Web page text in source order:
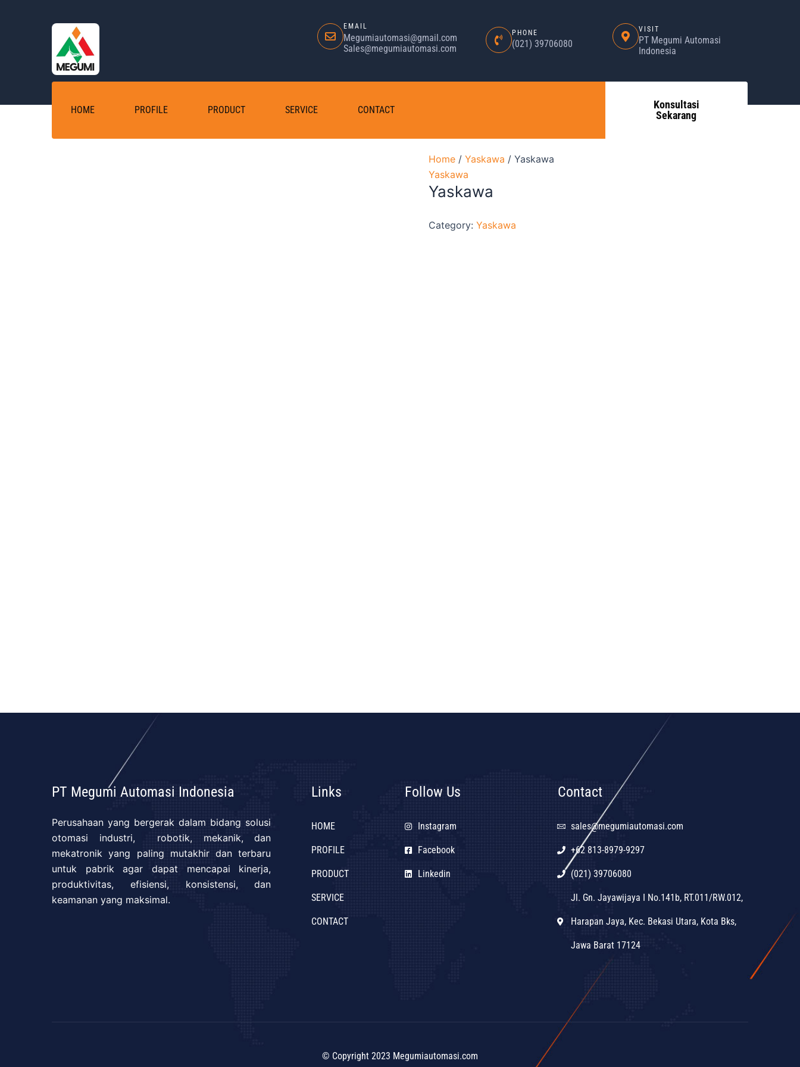
EMAIL
Megumiautomasi@gmail.com
Sales@megumiautomasi.com
PHONE
(021) 39706080
VISIT
PT Megumi Automasi
Indonesia
HOME PROFILE PRODUCT SERVICE CONTACT
Konsultasi
Sekarang
Home / Yaskawa / Yaskawa
Yaskawa
Yaskawa
Category: Yaskawa
PT Megumi Automasi Indonesia
Perusahaan yang bergerak dalam bidang solusi
otomasi industri, robotik, mekanik, dan
mekatronik yang paling mutakhir dan terbaru
untuk pabrik agar dapat mencapai kinerja,
produktivitas, efisiensi, konsistensi, dan
keamanan yang maksimal.
Links
HOME
PROFILE
PRODUCT
SERVICE
CONTACT
Follow Us
Instagram
Facebook
Linkedin
Contact
sales@megumiautomasi.com
+62 813-8979-9297
(021) 39706080
Jl. Gn. Jayawijaya I No.141b, RT.011/RW.012,
Harapan Jaya, Kec. Bekasi Utara, Kota Bks,
Jawa Barat 17124
© Copyright 2023 Megumiautomasi.com